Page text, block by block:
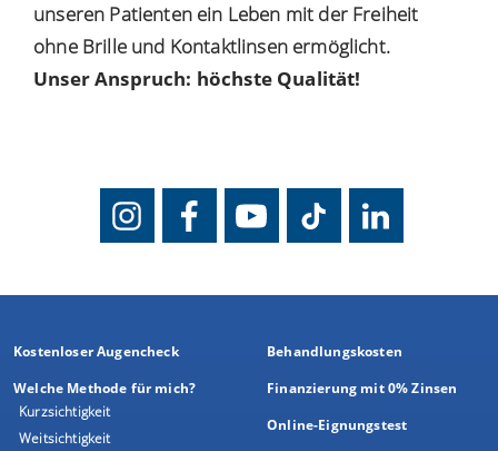
unseren Patienten ein Leben mit der Freiheit
ohne Brille und Kontaktlinsen ermöglicht.
Unser Anspruch: höchste Qualität!
Kostenloser Augencheck
Welche Methode für mich?
Kurzsichtigkeit
Weitsichtigkeit
Behandlungskosten
Finanzierung mit 0% Zinsen
Online-Eignungstest